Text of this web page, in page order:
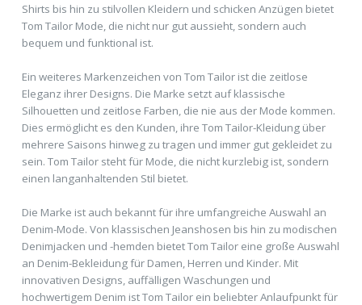
Shirts bis hin zu stilvollen Kleidern und schicken Anzügen bietet
Tom Tailor Mode, die nicht nur gut aussieht, sondern auch
bequem und funktional ist.
Ein weiteres Markenzeichen von Tom Tailor ist die zeitlose
Eleganz ihrer Designs. Die Marke setzt auf klassische
Silhouetten und zeitlose Farben, die nie aus der Mode kommen.
Dies ermöglicht es den Kunden, ihre Tom Tailor-Kleidung über
mehrere Saisons hinweg zu tragen und immer gut gekleidet zu
sein. Tom Tailor steht für Mode, die nicht kurzlebig ist, sondern
einen langanhaltenden Stil bietet.
Die Marke ist auch bekannt für ihre umfangreiche Auswahl an
Denim-Mode. Von klassischen Jeanshosen bis hin zu modischen
Denimjacken und -hemden bietet Tom Tailor eine große Auswahl
an Denim-Bekleidung für Damen, Herren und Kinder. Mit
innovativen Designs, auffälligen Waschungen und
hochwertigem Denim ist Tom Tailor ein beliebter Anlaufpunkt für